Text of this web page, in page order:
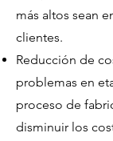
más altos sean
clientes.
Reducción de
problemas en
proceso de
disminuir los